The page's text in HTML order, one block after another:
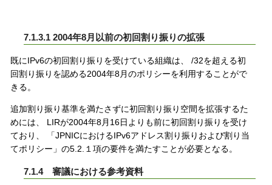
7.1.3.1 2004年8月以前の初回割り振りの拡張
既にIPv6の初回割り振りを受けている組織は、 /32を超える初
回割り振りを認める2004年8月のポリシーを利用することがで
きる。
追加割り振り基準を満たさずに初回割り振り空間を拡張するた
めには、 LIRが2004年8月16日よりも前に初回割り振りを受け
ており、 「JPNICにおけるIPv6アドレス割り振りおよび割り当
てポリシー」の5.2.１項の要件を満たすことが必要となる。
7.1.4 審議における参考資料